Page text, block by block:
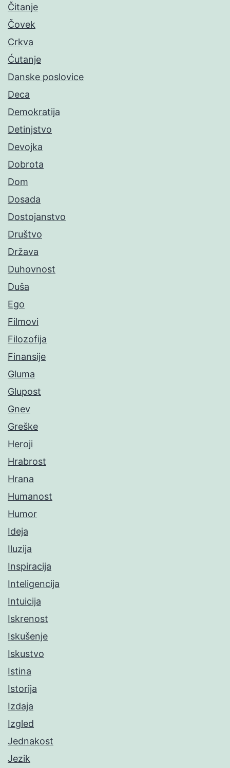
Čitanje
Čovek
Crkva
Ćutanje
Danske poslovice
Deca
Demokratija
Detinjstvo
Devojka
Dobrota
Dom
Dosada
Dostojanstvo
Društvo
Država
Duhovnost
Duša
Ego
Filmovi
Filozofija
Finansije
Gluma
Glupost
Gnev
Greške
Heroji
Hrabrost
Hrana
Humanost
Humor
Ideja
Iluzija
Inspiracija
Inteligencija
Intuicija
Iskrenost
Iskušenje
Iskustvo
Istina
Istorija
Izdaja
Izgled
Jednakost
Jezik